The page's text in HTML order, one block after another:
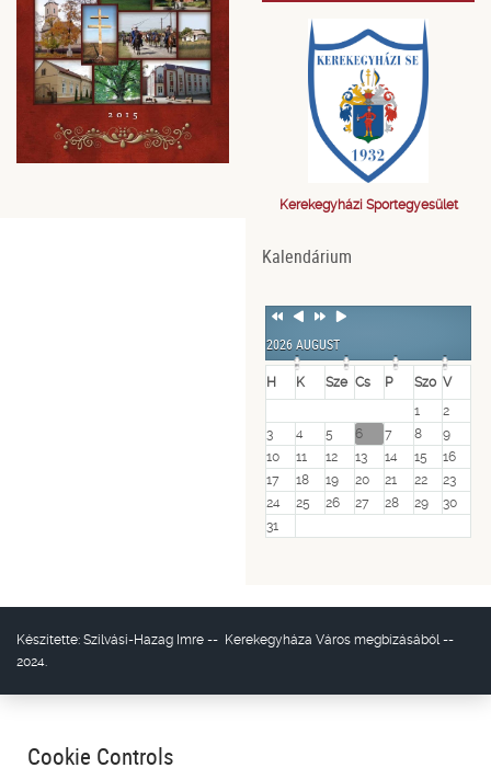
Kerekegyházi Sportegyesület
Kalendárium
Previous
Previous
NextNext
2026 AUGUST
H K Sze Cs P Szo V
1
2
3
4 5 6 7 8
9
10
11 12 13 14 15
16
17
18 19 20 21 22
23
24
25 26 27 28 29
30
31
Készítette: Szilvási-Hazag Imre -- Kerekegyháza Város megbízásából --
2024.
Cookie Controls